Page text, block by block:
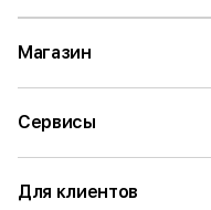
Магазин
Сервисы
Для клиентов